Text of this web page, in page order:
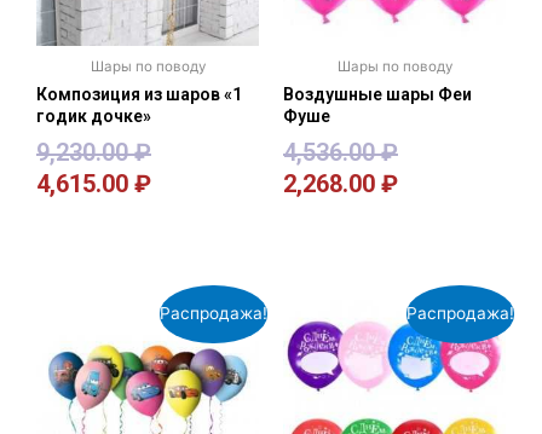
Шары по поводу
Композиция из шаров «1
годик дочке»
9,230.00₽
4,615.00 ₽
Шары по поводу
Воздушные шары Феи
Фуше
4,536.00₽
2,268.00 ₽
Распродажа! Распродажа!